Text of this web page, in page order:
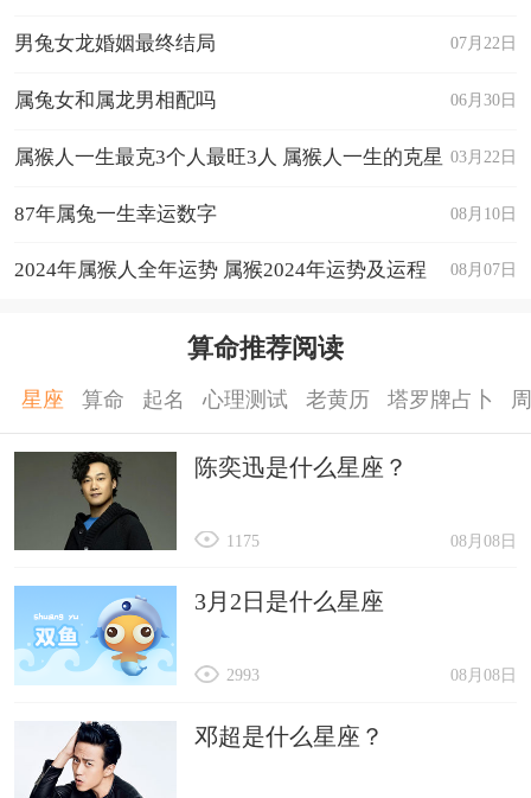
属龙人想要转运，可以选择佩戴转运珠，转运
珠是一种最为常见的风水吉祥物，有很强大的转运
综上，就是龙的贵人是什么生肖，属龙人最大
的贵人是谁的具体内容。
07月22日
男兔女龙婚姻最终结局
06月30日
属兔女和属龙男相配吗
03月22日
属猴人一生最克3个人最旺3人 属猴人一生的克星
是谁 08月10日
87年属兔一生幸运数字
08月07日
2024年属猴人全年运势 属猴2024年运势及运程
算命推荐阅读
星座 算命 起名 心理测试 老黄历 塔罗牌占卜
陈奕迅是什么星座？
08月08日
1175
3月2日是什么星座
08月08日
2993
邓超是什么星座？